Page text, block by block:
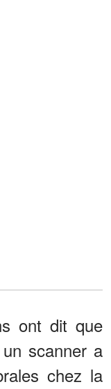
ont dit que
scanner a
chez la